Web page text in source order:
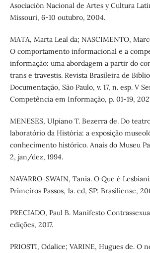
Asociación Nacional de Artes y Cultura
Missouri, 6-10 outubro, 2004.
MATA, Marta Leal da; NASCIMENTO,
O comportamento informacional e a
informação: uma abordagem a partir do
trans e travestis. Revista Brasileira de
Documentação, São Paulo, v. 17, n. esp. V
Competência em Informação, p. 01-19,
MENESES, Ulpiano T. Bezerra de. Do
laboratório da História: a exposição
conhecimento histórico. Anais do Museu
2, jan/dez, 1994.
NAVARRO-SWAIN, Tania. O Que é
Primeiros Passos, 1a. ed, SP: Brasiliense,
PRECIADO, Paul B. Manifesto
edições, 2017.
PRIOSTI, Odalice; VARINE, Hugues de. O